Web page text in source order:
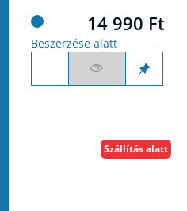
14 990 Ft
Beszerzése alatt
Szállítás alatt